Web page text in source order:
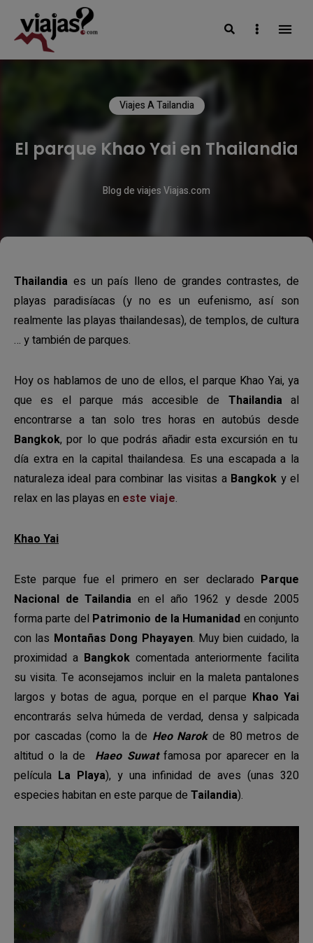
VIAJAS BLOG
SearchSidebar
Viajes A Tailandia
El parque Khao Yai en Thailandia
Blog de viajes Viajas.com
Thailandia es un país lleno de grandes contrastes, de
playas paradisíacas (y no es un eufenismo, así son
realmente las playas thailandesas), de templos, de cultura
… y también de parques.
Hoy os hablamos de uno de ellos, el parque Khao Yai, ya
que es el parque más accesible de Thailandia al
encontrarse a tan solo tres horas en autobús desde
Bangkok, por lo que podrás añadir esta excursión en tu
día extra en la capital thailandesa. Es una escapada a la
naturaleza ideal para combinar las visitas a Bangkok y el
relax en las playas en este viaje.
Khao Yai
Este parque fue el primero en ser declarado Parque
Nacional de Tailandia en el año 1962 y desde 2005
forma parte del Patrimonio de la Humanidad en conjunto
con las Montañas Dong Phayayen. Muy bien cuidado, la
proximidad a Bangkok comentada anteriormente facilita
su visita. Te aconsejamos incluir en la maleta pantalones
largos y botas de agua, porque en el parque Khao Yai
encontrarás selva húmeda de verdad, densa y salpicada
por cascadas (como la de Heo Narokde 80 metros de
altitud o la de Haeo Suwatfamosa por aparecer en la
película La Playa), y una infinidad de aves (unas 320
especies habitan en este parque de Tailandia).